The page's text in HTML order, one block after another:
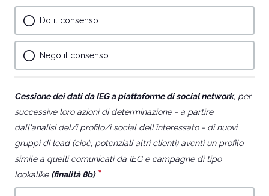
question
required.
Do il consenso
Nego il consenso
Cessione dei dati da IEG a piattaforme di social network, per
successive loro azioni di determinazione - a partire
dall'analisi del/i profilo/i social dell'interessato - di nuovi
gruppi di lead (cioè, potenziali altri clienti) aventi un profilo
simile a quelli comunicati da IEG e campagne di tipo
lookalike (finalità 8b) *
question